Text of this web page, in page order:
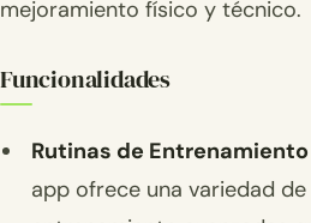
mejoramiento físico y técnico.
Funcionalidades
Rutinas de
app ofrece una variedad